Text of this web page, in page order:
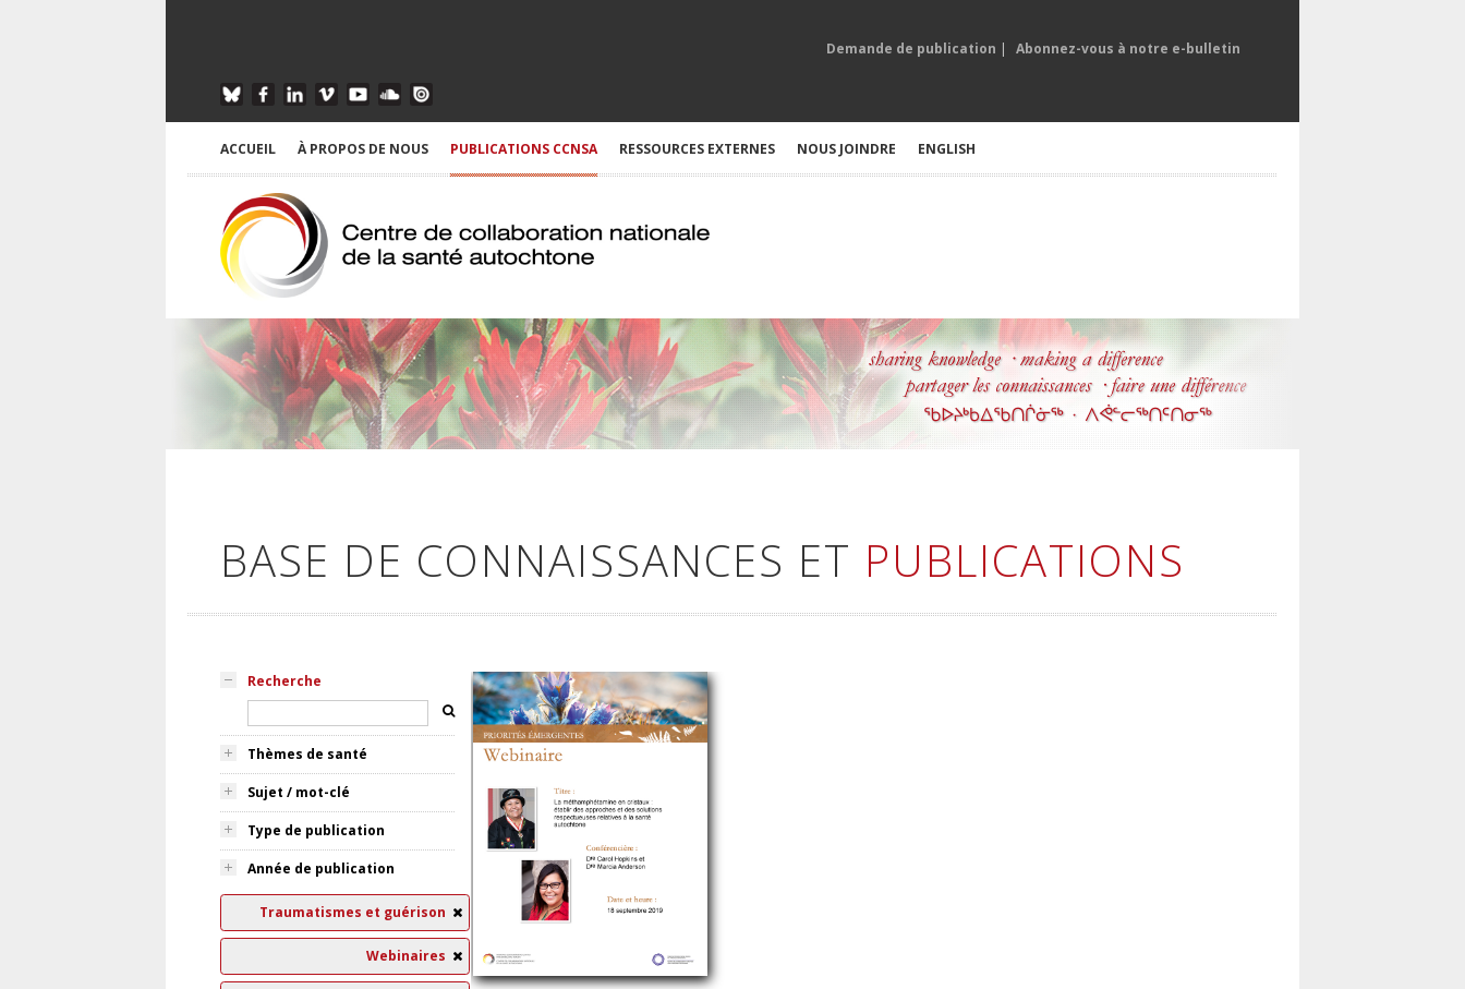
Demande de publication | Abonnez-vous à notre e-bulletin
ACCUEIL À PROPOS DE NOUS PUBLICATIONS CCNSA RESSOURCES EXTERNES NOUS JOINDRE ENGLISH
BASE DE CONNAISSANCES ET PUBLICATIONS
Recherche
Thèmes de santé
Sujet / mot-clé
Type de publication
Année de publication
Traumatismes et guérison
Webinaires